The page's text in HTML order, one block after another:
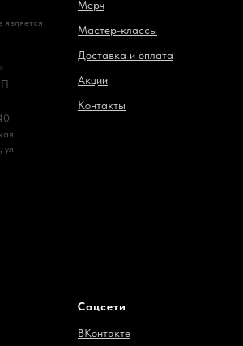
ул.
Мерч
Мастер-классы
Доставка и оплата
Акции
Контакты
Соцсети
ВКонтакте